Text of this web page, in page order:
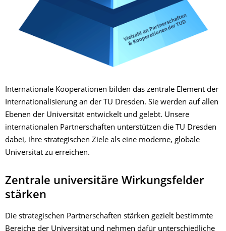
Internationale Kooperationen bilden das zentrale Element der
Internationalisierung an der TU Dresden. Sie werden auf allen
Ebenen der Universität entwickelt und gelebt. Unsere
internationalen Partnerschaften unterstützen die TU Dresden
dabei, ihre strategischen Ziele als eine moderne, globale
Universität zu erreichen.
Zentrale universitäre Wirkungsfelder
stärken
Die strategischen Partnerschaften stärken gezielt bestimmte
Bereiche der Universität und nehmen dafür unterschiedliche